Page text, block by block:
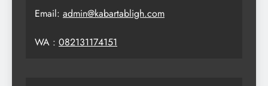
Email: admin@kabartabligh.com
WA : 082131174151